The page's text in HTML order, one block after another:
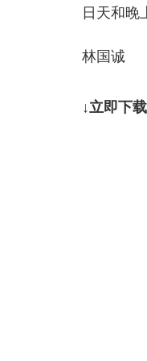
日天和晚
林国诚
↓立即下